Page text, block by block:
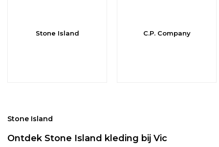
Stone Island C.P. Company
Stone Island
Ontdek Stone Island kleding bij Vic